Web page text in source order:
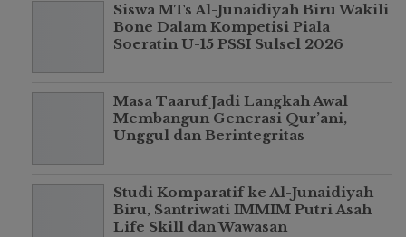
Siswa MTs Al-Junaidiyah Biru Wakili
Bone Dalam Kompetisi Piala
Soeratin U-15 PSSI Sulsel 2026
Masa Taaruf Jadi Langkah Awal
Membangun Generasi Qur’ani,
Unggul dan Berintegritas
Studi Komparatif ke Al-Junaidiyah
Biru, Santriwati IMMIM Putri Asah
Life Skill dan Wawasan